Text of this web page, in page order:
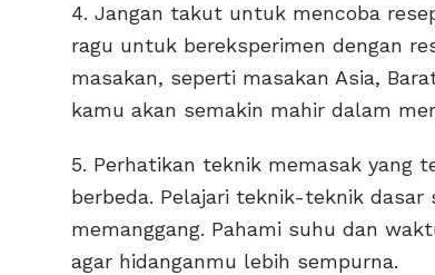
4. Jangan takut untuk mencoba
ragu untuk bereksperimen dengan
masakan, seperti masakan Asia,
kamu akan semakin mahir dalam
5. Perhatikan teknik memasak yang
berbeda. Pelajari teknik-teknik
memanggang. Pahami suhu dan
agar hidanganmu lebih sempurna.